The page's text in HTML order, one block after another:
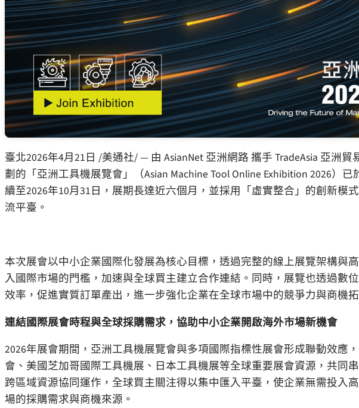
臺北2026年4月21日 /美通社/ — 由 AsianNet 亞洲網路 攜手 TradeAsia 亞洲貿
劃的「亞洲工具機展覽會」（Asian Machine Tool Online Exhibition 2026）
續至2026年10月31日，展期長達近六個月，並採用「虛實整合」的創新模
流平臺。
本次展會以中小企業國際化發展為核心目標，透過完整的線上展覽架構與
入國際市場的門檻，加速與全球買主建立合作連結。同時，展覽也透過數
效率，促進實質訂單產出，進一步強化企業在全球市場中的競爭力與商機
連結國際展會時程與全球採購需求，協助中小企業開啟海外市場新機會
2026年展會期間，亞洲工具機展覽會與多項國際指標性展會形成聯動效應
會、美國芝加哥國際工具機展、日本工具機展等全球重要展會資源，共同
跨區域資源協同運作，全球買主關注得以集中匯入平臺，使企業無需投入
場的採購需求與商機來源。